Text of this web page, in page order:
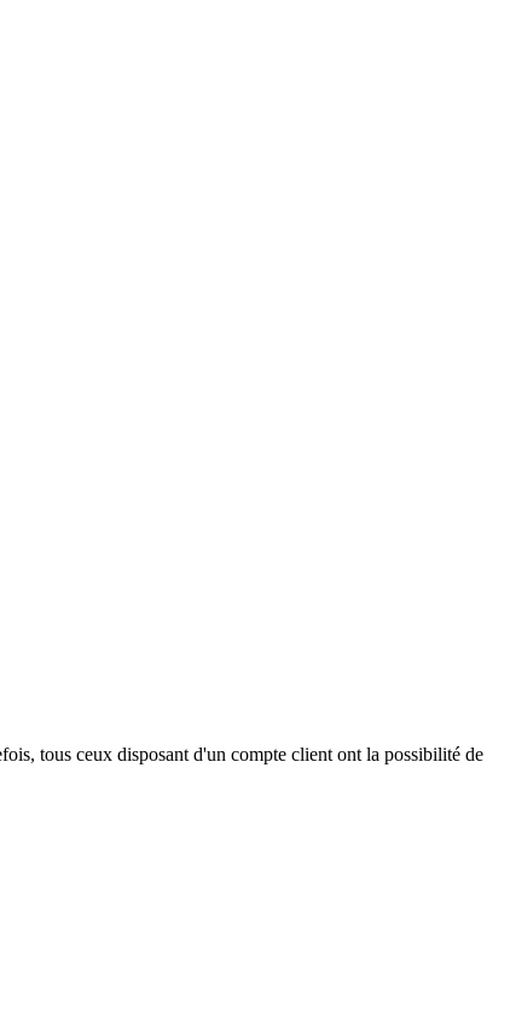
tous ceux disposant d'un compte client ont la possibilité de